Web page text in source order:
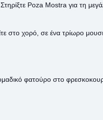
Poza Mostra για τη
στο χορό, σε ένα τρίωρο
φατούρο στο